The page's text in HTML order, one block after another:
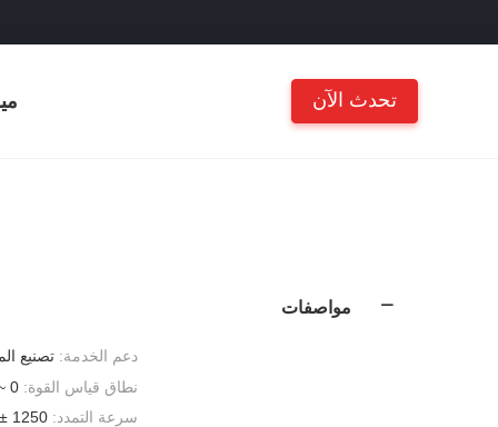
تحدث الآن
مواصفات
دعم الخدمة: تصنيع
نطاق قياس القوة: 0 ~ 50 ن
سرعة التمدد: 1250 ± 50 مم/دقيقة.